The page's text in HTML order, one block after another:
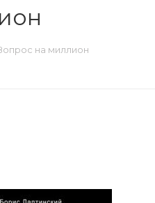
на миллион